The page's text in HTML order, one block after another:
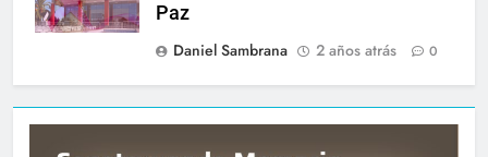
Paz
Daniel Sambrana
2 años atrás 0